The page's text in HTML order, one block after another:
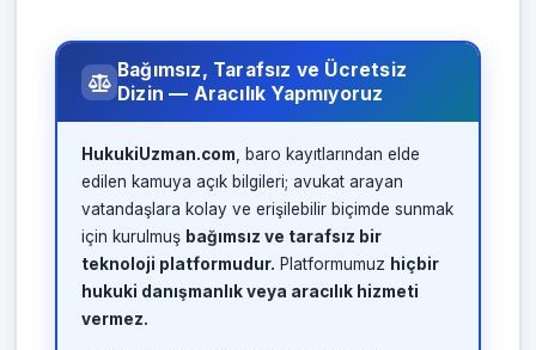
Bağımsız, Tarafsız ve Ücretsiz
Dizin — Aracılık Yapmıyoruz
HukukiUzman.com , baro kayıtlarından elde
edilen kamuya açık bilgileri; avukat arayan
vatandaşlara kolay ve erişilebilir biçimde sunmak
için kurulmuş bağımsız ve tarafsız bir
teknoloji platformudur. Platformumuz hiçbir
hukuki danışmanlık veya aracılık hizmeti
vermez.